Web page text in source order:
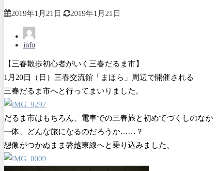
2019年1月21日 2019年1月21日
info
【三春散歩初心者がいく三春だるま市】
1月20日（日）三春交流館「まほら」周辺で開催される
三春だるま市へと行ってまいりました。
だるま市はもちろん、電車での三春旅と初めてづくしのなか
一体、どんな旅になるのだろうか……？
想像がつかぬまま磐越東線へと乗り込みました。